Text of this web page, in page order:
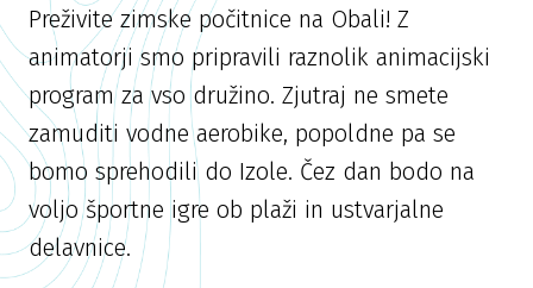
Preživite zimske počitnice na Obali! Z
animatorji smo pripravili raznolik animacijski
program za vso družino. Zjutraj ne smete
zamuditi vodne aerobike, popoldne pa se
bomo sprehodili do Izole. Čez dan bodo na
voljo športne igre ob plaži in ustvarjalne
delavnice.